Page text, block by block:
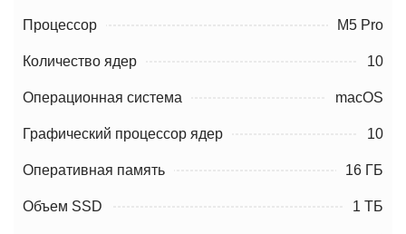
Процессор M5 Pro
Количество ядер 10
Операционная система macOS
Графический процессор ядер 10
Оперативная память 16 ГБ
Объем SSD 1 ТБ